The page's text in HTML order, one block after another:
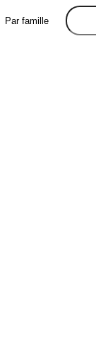
Par famille